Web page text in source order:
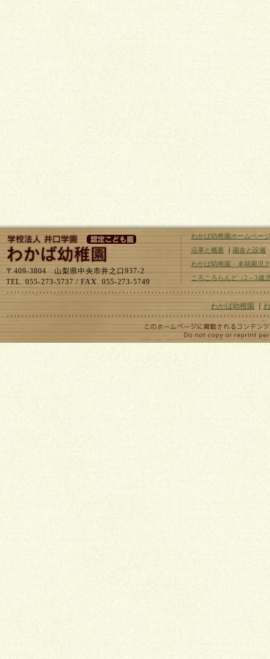
〒409-3804 山梨県中央市井之口937-2
TEL. 055-273-5737 / FAX. 055-273-5749
わかば幼稚園ホームペー
沿革と概要 ｜ 園舎と設備
わかば幼稚園・未就園児
ころころらんど（2～3歳
わかば幼稚園